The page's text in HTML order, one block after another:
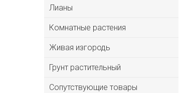
Лианы
Комнатные растения
Живая изгородь
Грунт растительный
Сопутствующие товары